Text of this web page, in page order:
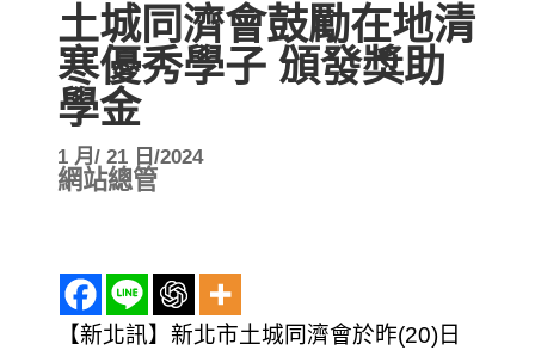
土城同濟會鼓勵在地清
寒優秀學子 頒發獎助
學金
1 月/ 21 日/2024
網站總管
【新北訊】新北市土城同濟會於昨(20)日